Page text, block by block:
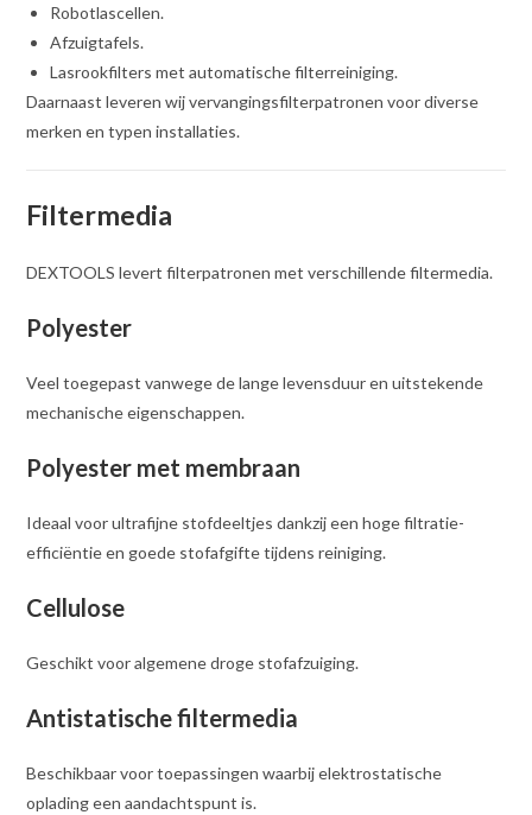
Robotlascellen.
Afzuigtafels.
Lasrookfilters met automatische filterreiniging.
Daarnaast leveren wij vervangingsfilterpatronen voor diverse
merken en typen installaties.
Filtermedia
DEXTOOLS levert filterpatronen met verschillende filtermedia.
Polyester
Veel toegepast vanwege de lange levensduur en uitstekende
mechanische eigenschappen.
Polyester met membraan
Ideaal voor ultrafijne stofdeeltjes dankzij een hoge filtratie-
efficiëntie en goede stofafgifte tijdens reiniging.
Cellulose
Geschikt voor algemene droge stofafzuiging.
Antistatische filtermedia
Beschikbaar voor toepassingen waarbij elektrostatische
oplading een aandachtspunt is.